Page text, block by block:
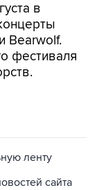
в
Bearwolf.
фестиваля
ленту
сайта